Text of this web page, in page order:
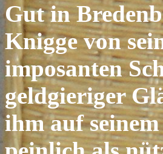
Gut in
Knigge von
imposanten
geldgieriger
ihm auf